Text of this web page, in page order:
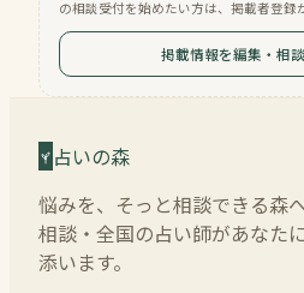
の相談受付を始めたい方は、掲載者登録
掲載情報を編集・相
占いの森
悩みを、そっと相談できる森
相談・全国の占い師があなた
添います。